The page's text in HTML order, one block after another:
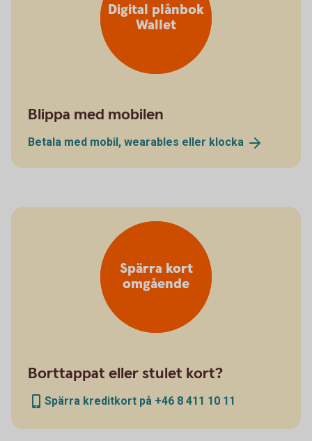
Digital plånbok
Wallet
Blippa med mobilen
Betala med mobil, wearables eller klocka
Spärra kort
omgående
Borttappat eller stulet kort?
Spärra kreditkort på +46 8 411 10 11